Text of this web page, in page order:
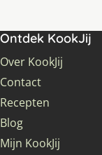
Ontdek KookJij
Over KookJij
Contact
Recepten
Blog
Mijn KookJij